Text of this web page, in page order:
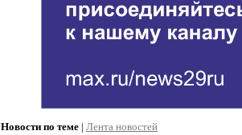
Новости по теме | Лента новостей